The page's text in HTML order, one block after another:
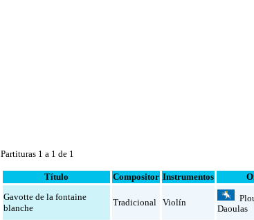
Partituras 1 a 1 de 1
Título Compositor Instrumentos
Gavotte de la fontaine
blanche
Tradicional Violín
Daoulas